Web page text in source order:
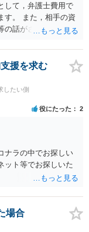
して，弁護士費用で
す。 また，相手の資
の話がされなかった
援を求む
したい側
役にたった 2
ナラの中でお探しい
ット等でお探しいた
場合